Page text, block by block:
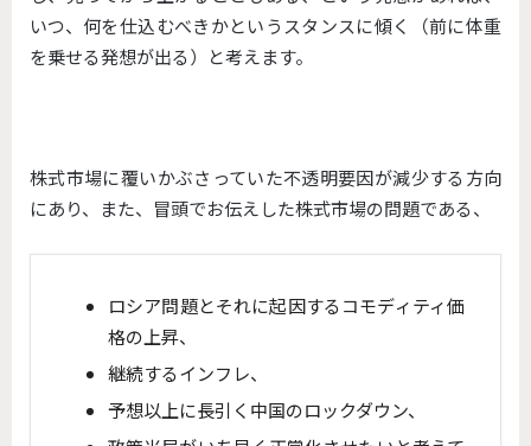
いつ、何を仕込むべきかというスタンスに傾く（前に体重
を乗せる発想が出る）と考えます。
株式市場に覆いかぶさっていた不透明要因が減少する方向
にあり、また、冒頭でお伝えした株式市場の問題である、
ロシア問題とそれに起因するコモディティ価
格の上昇、
継続するインフレ、
予想以上に長引く中国のロックダウン、